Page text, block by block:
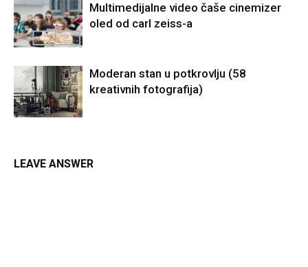
Multimedijalne video čaše cinemizer
oled od carl zeiss-a
Moderan stan u potkrovlju (58
kreativnih fotografija)
LEAVE ANSWER